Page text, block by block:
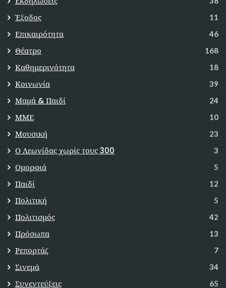
Έξοδος 11
Επικαιρότητα 46
Θέατρο 168
Καθημερινότητα 18
Κοινωνία 39
Μαμά & Παιδί 24
ΜΜΕ 10
Μουσική 23
Ο Λεωνίδας χωρίς τους 300 3
Ομορφιά 5
Παιδί 12
Πολιτική 5
Πολιτισμός 42
Πρόσωπα 13
Ρεπορτάζ 7
Σινεμά 34
Συνεντεύξεις 65